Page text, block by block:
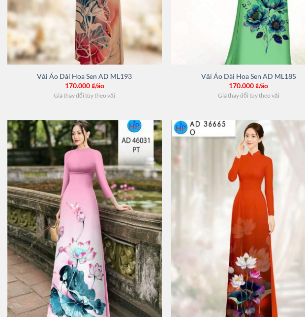
Vải Áo Dài Hoa Sen AD ML193
170.000₫/áo
Giá thay đổi tùy theo vải
Vải Áo Dài Hoa Sen AD ML185
170.000₫/áo
Giá thay đổi tùy theo vải